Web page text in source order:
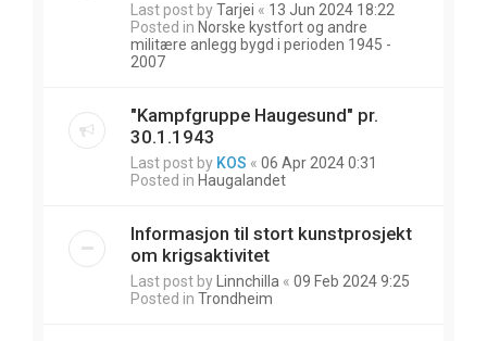
Last post byTarjei « 13 Jun 2024 18:22
Posted in Norske kystfort og andre
militære anlegg bygd i perioden 1945 -
2007
"Kampfgruppe Haugesund" pr.
30.1.1943
Last post by KOS « 06 Apr 2024 0:31
Posted in Haugalandet
Informasjon til stort kunstprosjekt
om krigsaktivitet
Last post by Linnchilla « 09 Feb 2024 9:25
Posted in Trondheim